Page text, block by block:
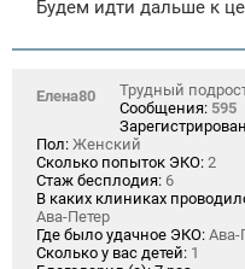
Будем идти дальше к
Елена80
Трудный
Сообщения: 595
Пол: Женский
Сколько попыток ЭКО: 2
Стаж бесплодия: 6
В каких клиниках
Ава-Петер
Где было удачное ЭКО: Ава-
Сколько у вас детей: 1